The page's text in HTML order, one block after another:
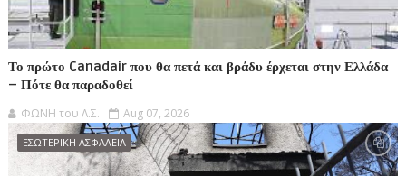
Το πρώτο Canadair που θα πετά και βράδυ έρχεται στην Ελλάδα
– Πότε θα παραδοθεί
ΦΩΝΗ του Λ.Σ. Aug 07, 2026
ΕΣΩΤΕΡΙΚΗ ΑΣΦΑΛΕΙΑ